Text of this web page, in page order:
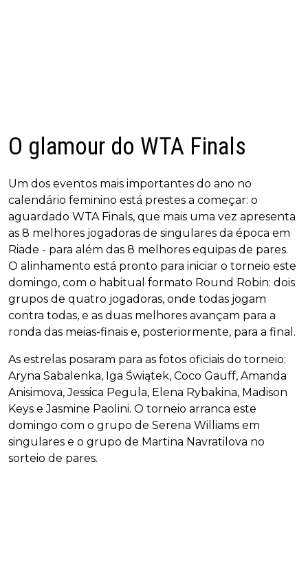
O glamour do WTA Finals
Um dos eventos mais importantes do ano no
calendário feminino está prestes a começar: o
aguardado WTA Finals, que mais uma vez apresenta
as 8 melhores jogadoras de singulares da época em
Riade - para além das 8 melhores equipas de pares.
O alinhamento está pronto para iniciar o torneio este
domingo, com o habitual formato Round Robin: dois
grupos de quatro jogadoras, onde todas jogam
contra todas, e as duas melhores avançam para a
ronda das meias-finais e, posteriormente, para a final.
As estrelas posaram para as fotos oficiais do torneio:
Aryna Sabalenka, Iga Świątek, Coco Gauff, Amanda
Anisimova, Jessica Pegula, Elena Rybakina, Madison
Keys e Jasmine Paolini. O torneio arranca este
domingo com o grupo de Serena Williams em
singulares e o grupo de Martina Navratilova no
sorteio de pares.